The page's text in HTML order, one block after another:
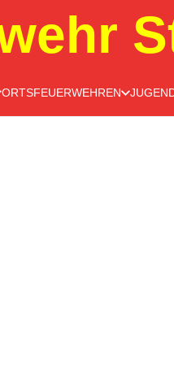
ORTSFEUERWEHREN